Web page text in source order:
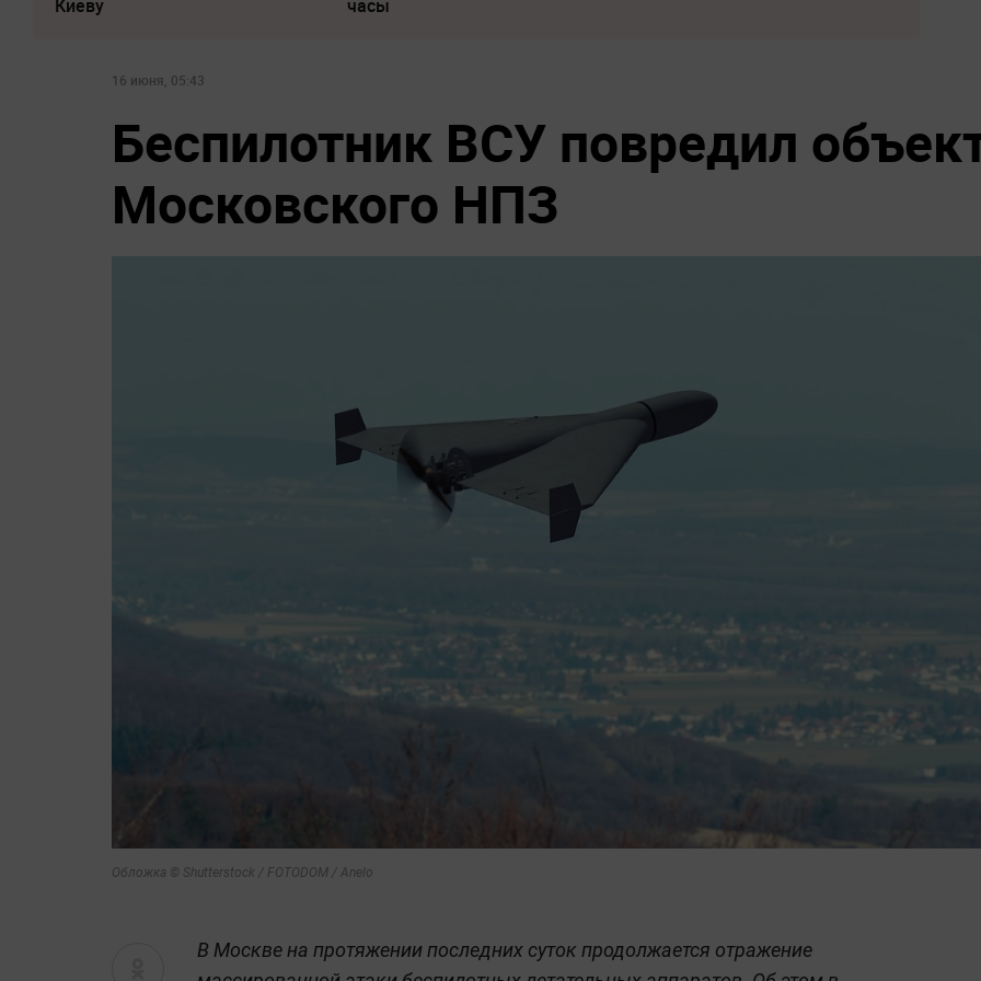
Киеву часы
16 июня, 05:43
Беспилотник ВСУ повредил
Московского НПЗ
Обложка © Shutterstock / FOTODOM / Anelo
В Москве на протяжении последних суток продолжается отражение